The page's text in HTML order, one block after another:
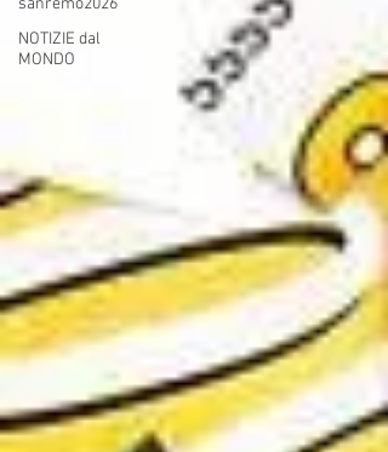
sanremo2026
NOTIZIE dal
MONDO